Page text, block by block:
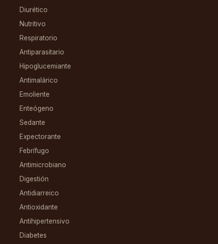
Diurético
Nutritivo
Respiratorio
Antiparasitario
Hipoglucemiante
Antimalárico
Emoliente
Enteógeno
Sedante
Expectorante
Febrífugo
Antimicrobiano
Digestión
Antidiarreico
Antioxidante
Antihipertensivo
Diabetes